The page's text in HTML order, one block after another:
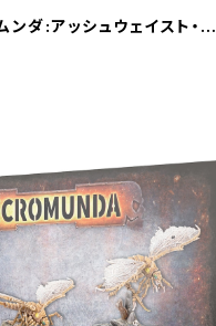
ンダ:アッシュウェイスト・ノ